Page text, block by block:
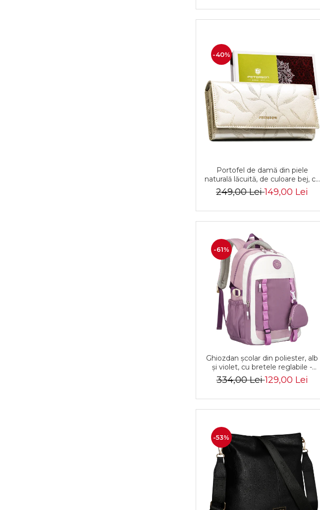
-40%
Portofel de damă din piele
naturală lăcuită, de culoare bej, cu
închidere cu capsă - Peterson
249,00 Lei149,00 Lei
-61%
Ghiozdan școlar din poliester, alb
și violet, cu bretele reglabile -
Peterson PTR-PTN 8603-1303
PURPLE
334,00 Lei129,00 Lei
-53%